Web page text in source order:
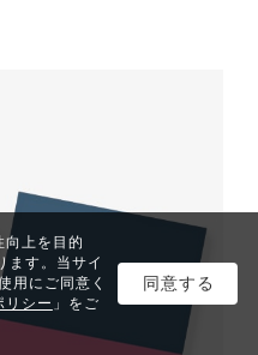
向上を目的
ます。当サイ
用にご同意く
リシー 」をご
同意する